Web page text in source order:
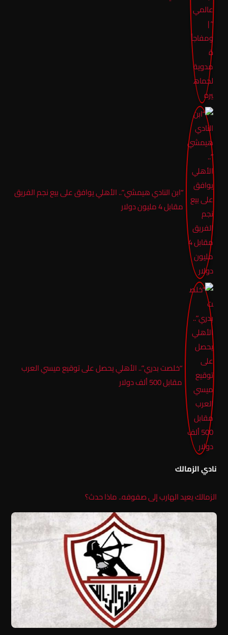
“ابن النادي هيمشي”.. الأهلي يوافق على بيع نجم الفريق
مقابل 4 مليون دولار
“خلصت بدري”.. الأهلي يحصل على توقيع ميسي العرب
مقابل 500 ألف دولار
نادي الزمالك
الزمالك يعيد الهارب إلى صفوفه.. ماذا حدث؟